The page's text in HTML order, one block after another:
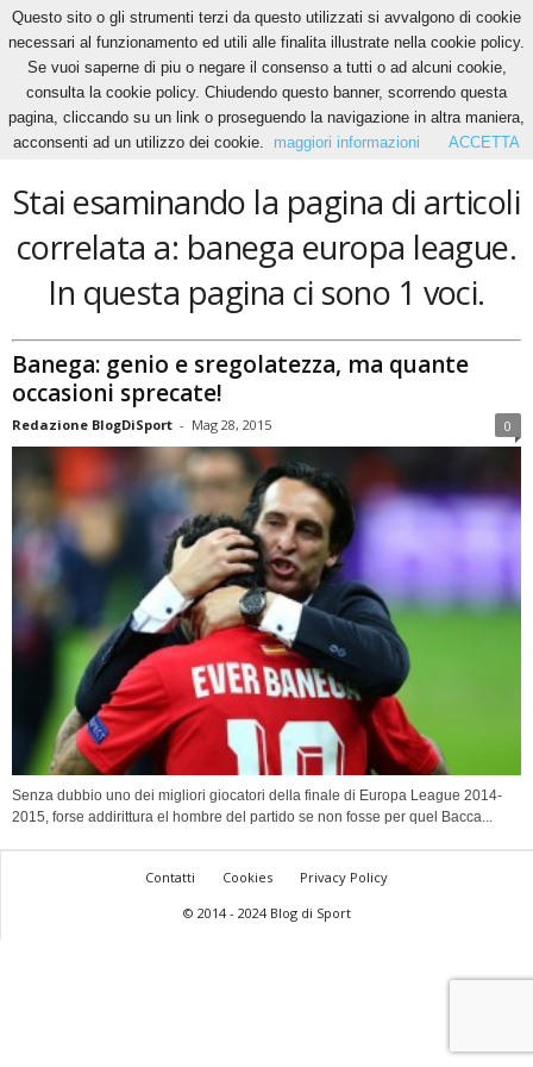
Home Tags Banega europa league
banega europa league
Stai esaminando la pagina di articoli
correlata a: banega europa league.
In questa pagina ci sono 1 voci.
Banega: genio e sregolatezza, ma quante
occasioni sprecate!
Redazione BlogDiSport - Mag 28, 2015 0
Senza dubbio uno dei migliori giocatori della finale di Europa League 2014-
2015, forse addirittura el hombre del partido se non fosse per quel Bacca...
Contatti Cookies
Privacy Policy
© 2014 - 2024 Blog di Sport
Questo sito o gli strumenti terzi da questo utilizzati si avvalgono di cookie
necessari al funzionamento ed utili alle finalita illustrate nella cookie policy.
Se vuoi saperne di piu o negare il consenso a tutti o ad alcuni cookie,
consulta la cookie policy. Chiudendo questo banner, scorrendo questa
pagina, cliccando su un link o proseguendo la navigazione in altra maniera,
acconsenti ad un utilizzo dei cookie.
maggiori informazioni ACCETTA